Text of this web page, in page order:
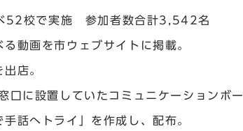
52校で実施 参加者数合計3,542名
動画を市ウェブサイトに掲載。
店。
に設置していたコミュニケーションボー
話へトライ」を作成し、配布。